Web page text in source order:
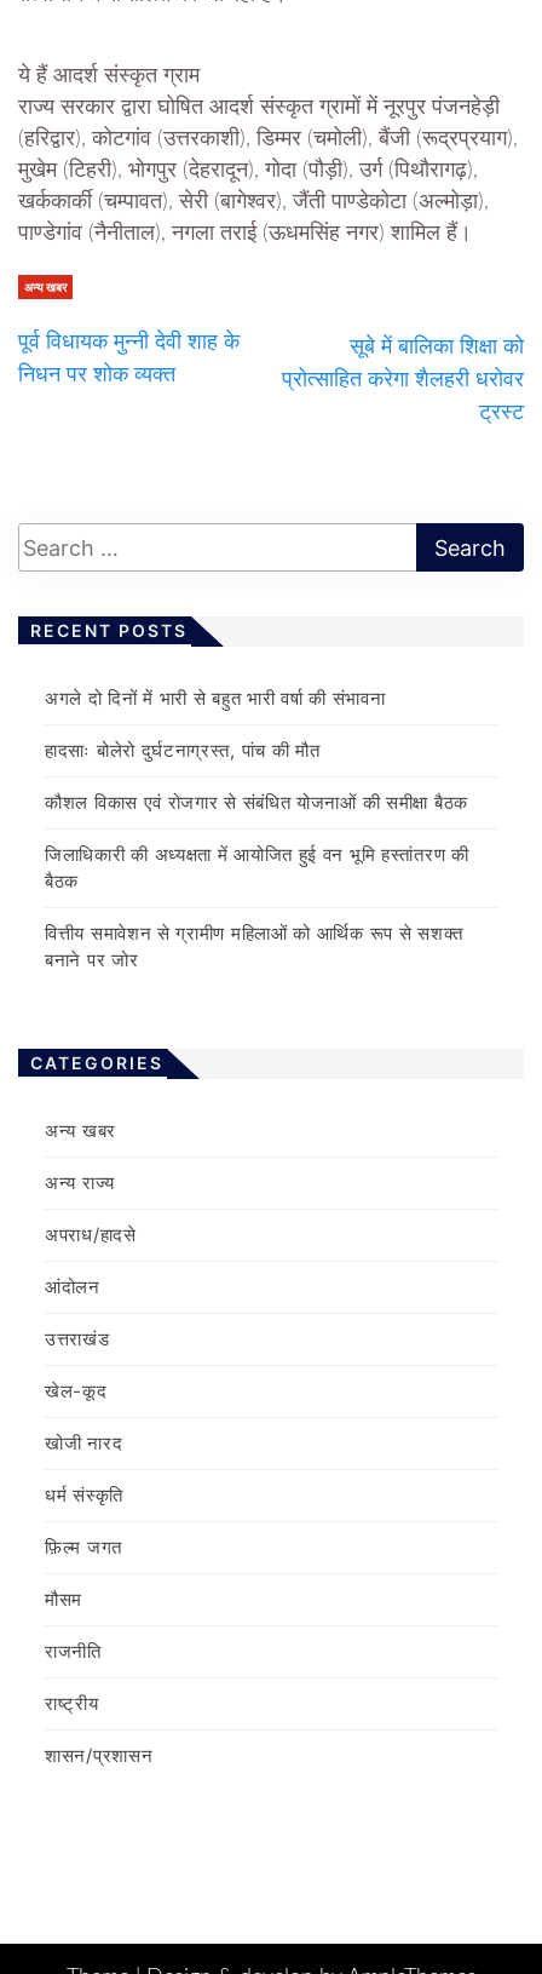
ये हैं आदर्श संस्कृत ग्राम
राज्य सरकार द्वारा घोषित आदर्श संस्कृत ग्रामों में नूरपुर पंजनहेड़ी
(हरिद्वार), कोटगांव (उत्तरकाशी), डिम्मर (चमोली), बैंजी (रूद्रप्रयाग),
मुखेम (टिहरी), भोगपुर (देहरादून), गोदा (पौड़ी), उर्ग (पिथौरागढ़),
खर्ककार्की (चम्पावत), सेरी (बागेश्वर), जैंती पाण्डेकोटा (अल्मोड़ा),
पाण्डेगांव (नैनीताल), नगला तराई (ऊधमसिंह नगर) शामिल हैं।
अन्य खबर
पूर्व विधायक मुन्नी देवी शाह के
निधन पर शोक व्यक्त
सूबे में बालिका शिक्षा को
प्रोत्साहित करेगा शैलहरी धरोवर
ट्रस्ट
RECENT POSTS
अगले दो दिनों में भारी से बहुत भारी वर्षा की संभावना
हादसाः बोलेरो दुर्घटनाग्रस्त, पांच की मौत
कौशल विकास एवं रोजगार से संबंधित योजनाओं की समीक्षा बैठक
जिलाधिकारी की अध्यक्षता में आयोजित हुई वन भूमि हस्तांतरण की
बैठक
वित्तीय समावेशन से ग्रामीण महिलाओं को आर्थिक रूप से सशक्त
बनाने पर जोर
CATEGORIES
अन्य खबर
अन्य राज्य
अपराध/हादसे
आंदोलन
उत्तराखंड
खेल-कूद
खोजी नारद
धर्म संस्कृति
फ़िल्‍म जगत
मौसम
राजनीति
राष्ट्रीय
शासन/प्रशासन